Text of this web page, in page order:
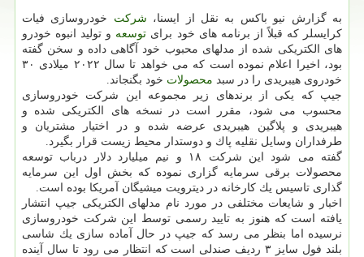
به گزارش نیو باكس به نقل از ایسنا، شركت خودروسازی فیات
كرایسلر كه قبلاً از برنامه های خود برای توسعه و تولید انبوه خودرو
های الكتریكی شده از مدلهای محبوب خود آگاهی داده و سخن گفته
بود، اخیرا اعلام نموده است كه می خواهد تا سال ۲۰۲۲ میلادی ۳۰
خودروی هیبریدی را در سبد محصولات خود بگنجاند.
جیپ كه یكی از برندهای زیر مجموعه این شركت خودروسازی
محسوب می شود، مقرر است در نسخه های الكتریكی شده و
هیبریدی و پلاگین هیبریدی عرضه شده و در اختیار مشتریان و
طرفداران وسایل نقلیه پاك و دوستدار محیط زیست قرار بگیرد.
گفته می شود این شركت ۱۸ و نیم میلیارد دلار درباب توسعه
محصولات برقی سرمایه گزاری نموده كه بخش اول این سرمایه
گذاری تاسیس یك كارخانه در دیترویت میشیگان آمریكا بوده است.
اخبار و شایعات مختلفی در مورد نام مدلهای الكتریكی جیپ انتشار
یافته است كه هنوز به تایید رسمی توسط این شركت خودروسازی
نرسیده اما بنظر می رسد كه جیپ در حال آماده سازی یك شاسی
بلند فول سایز ۳ ردیف صندلی است كه انتظار می رود تا سال آینده